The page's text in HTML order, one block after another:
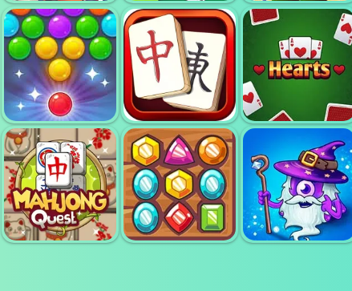
ポーカーワールド
ンク2
宝石電撃5
ソリティアストー
リートリップエク
ス3
ベストクラシック
ソリティア
マジョンタイタン
バブルシューター